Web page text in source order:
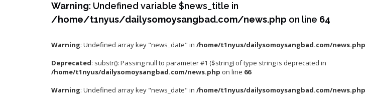
Warning: Undefined variable $news_title in
/home/t1nyus/dailysomoysangbad.com/news.php on line 64
Warning: Undefined array key "news_date" in /home/t1nyus/dailysomoysangbad.com/news.php
Deprecated: substr(): Passing null to parameter #1 ($string) of type string is deprecated in
/home/t1nyus/dailysomoysangbad.com/news.php on line 66
Warning: Undefined array key "news_date" in /home/t1nyus/dailysomoysangbad.com/news.php